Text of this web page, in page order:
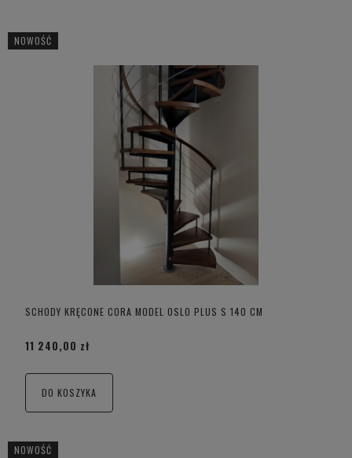
SCHODY KRĘCONE CORA MODEL OSLO PLUS S 140 CM
11 240,00 zł
DO KOSZYKA
NOWOŚĆ
NOWOŚĆ